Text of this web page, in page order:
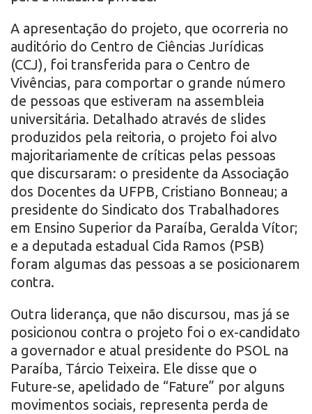
A apresentação do projeto, que ocorreria no
auditório do Centro de Ciências Jurídicas
(CCJ), foi transferida para o Centro de
Vivências, para comportar o grande número
de pessoas que estiveram na assembleia
universitária. Detalhado através de slides
produzidos pela reitoria, o projeto foi alvo
majoritariamente de críticas pelas pessoas
que discursaram: o presidente da Associação
dos Docentes da UFPB, Cristiano Bonneau; a
presidente do Sindicato dos Trabalhadores
em Ensino Superior da Paraíba, Geralda Vítor;
e a deputada estadual Cida Ramos (PSB)
foram algumas das pessoas a se posicionarem
contra.
Outra liderança, que não discursou, mas já se
posicionou contra o projeto foi o ex-candidato
a governador e atual presidente do PSOL na
Paraíba, Tárcio Teixeira. Ele disse que o
Future-se, apelidado de “Fature” por alguns
movimentos sociais, representa perda de